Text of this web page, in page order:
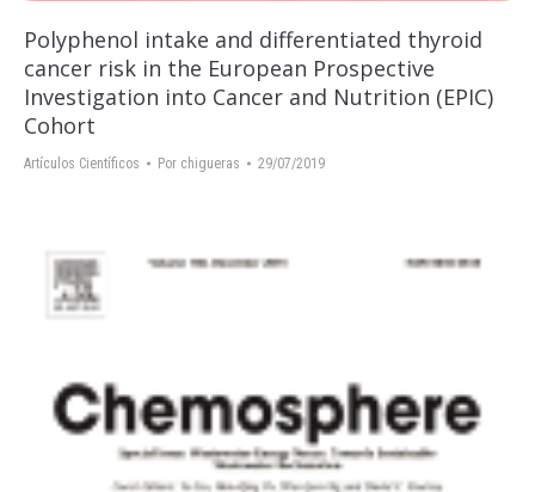
Polyphenol intake and differentiated thyroid
cancer risk in the European Prospective
Investigation into Cancer and Nutrition (EPIC)
Cohort
Artículos Científicos Por chigueras 29/07/2019